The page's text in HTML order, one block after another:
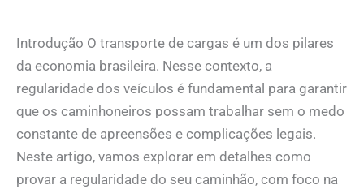
Introdução O transporte de cargas é um dos pilares
da economia brasileira. Nesse contexto, a
regularidade dos veículos é fundamental para garantir
que os caminhoneiros possam trabalhar sem o medo
constante de apreensões e complicações legais.
Neste artigo, vamos explorar em detalhes como
provar a regularidade do seu caminhão, com foco na